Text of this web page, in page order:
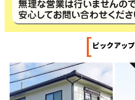
[ピックアップ